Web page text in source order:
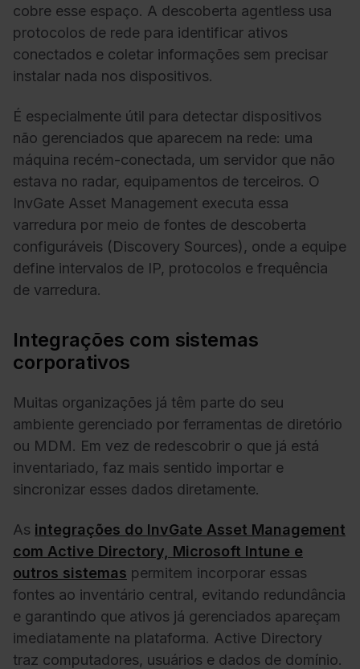
cobre esse espaço. A descoberta agentless usa
protocolos de rede para identificar ativos
conectados e coletar informações sem precisar
instalar nada nos dispositivos.
É especialmente útil para detectar dispositivos
não gerenciados que aparecem na rede: uma
máquina recém-conectada, um servidor que não
estava no radar, equipamentos de terceiros. O
InvGate Asset Management executa essa
varredura por meio de fontes de descoberta
configuráveis (Discovery Sources), onde a equipe
define intervalos de IP, protocolos e frequência
de varredura.
Integrações com sistemas
corporativos
Muitas organizações já têm parte do seu
ambiente gerenciado por ferramentas de diretório
ou MDM. Em vez de redescobrir o que já está
inventariado, faz mais sentido importar e
sincronizar esses dados diretamente.
As integrações do InvGate Asset Management
com Active Directory, Microsoft Intune e
outros sistemas permitem incorporar essas
fontes ao inventário central, evitando redundância
e garantindo que ativos já gerenciados apareçam
imediatamente na plataforma. Active Directory
traz computadores, usuários e dados de domínio.